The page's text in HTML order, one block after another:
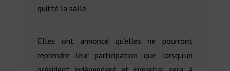
quitté la salle.
Elles ont annoncé qu’elles ne pourront
reprendre leur participation que lorsqu’un